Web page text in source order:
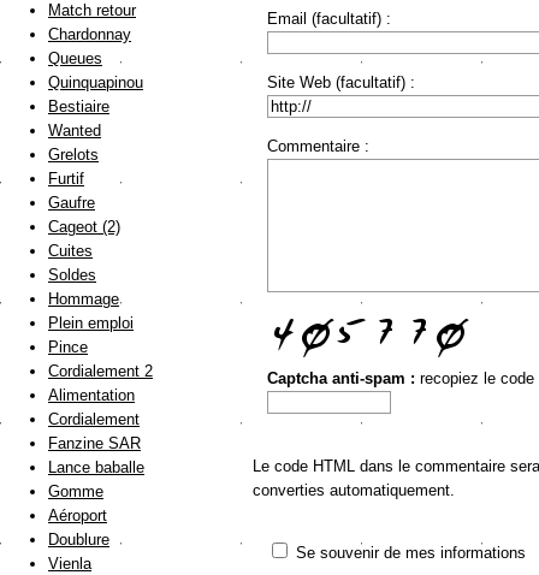
Email (facultatif) :
Site Web (facultatif) :
Commentaire :
Captcha anti-spam : recopiez le code
Le code HTML dans le commentaire
converties automatiquement.
Se souvenir de mes informations
Match retour
Chardonnay
Queues
Quinquapinou
Bestiaire
Wanted
Grelots
Furtif
Gaufre
Cageot (2)
Cuites
Soldes
Hommage
Plein emploi
Pince
Cordialement 2
Alimentation
Cordialement
Fanzine SAR
Lance baballe
Gomme
Aéroport
Doublure
Vienla